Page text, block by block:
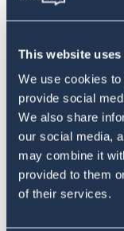
This website
We use cookies
provide social
We also share
our social media,
may combine it
provided to them
of their services.
publicaciones en
construida por los
A esto sumamos
sociales que
social listening,
cuenta, a entender